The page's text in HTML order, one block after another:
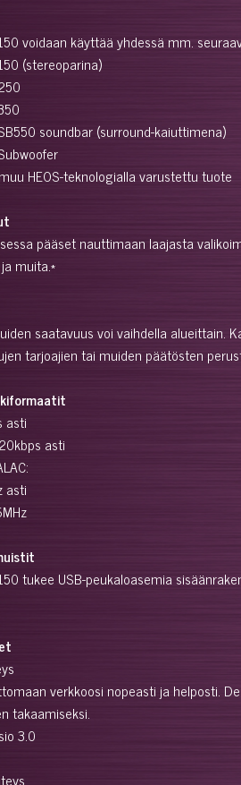
voidaan käyttää yhdessä mm.
(stereoparina)
soundbar (surround-kaiuttimena)
HEOS-teknologialla varustettu tuote
pääset nauttimaan laajasta
muita.*
saatavuus voi vaihdella
tarjoajien tai muiden päätösten
asti
asti
asti
tukee USB-peukaloasemia
verkkoosi nopeasti ja helposti.
takaamiseksi.
3.0